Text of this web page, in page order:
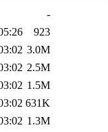
-
923
3.0M
2.5M
1.5M
631K
1.3M